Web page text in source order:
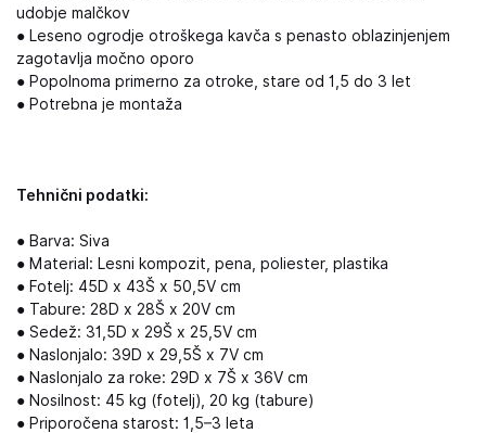
udobje malčkov
● Leseno ogrodje otroškega kavča s penasto oblazinjenjem
zagotavlja močno oporo
● Popolnoma primerno za otroke, stare od 1,5 do 3 let
● Potrebna je montaža
Tehnični podatki:
● Barva: Siva
● Material: Lesni kompozit, pena, poliester, plastika
● Fotelj: 45D x 43Š x 50,5V cm
● Tabure: 28D x 28Š x 20V cm
● Sedež: 31,5D x 29Š x 25,5V cm
● Naslonjalo: 39D x 29,5Š x 7V cm
● Naslonjalo za roke: 29D x 7Š x 36V cm
● Nosilnost: 45 kg (fotelj), 20 kg (tabure)
● Priporočena starost: 1,5–3 leta